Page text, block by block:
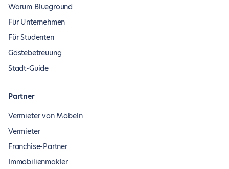
Warum Blueground
Für Unternehmen
Für Studenten
Gästebetreuung
Stadt-Guide
Partner
Vermieter von Möbeln
Vermieter
Franchise-Partner
Immobilienmakler